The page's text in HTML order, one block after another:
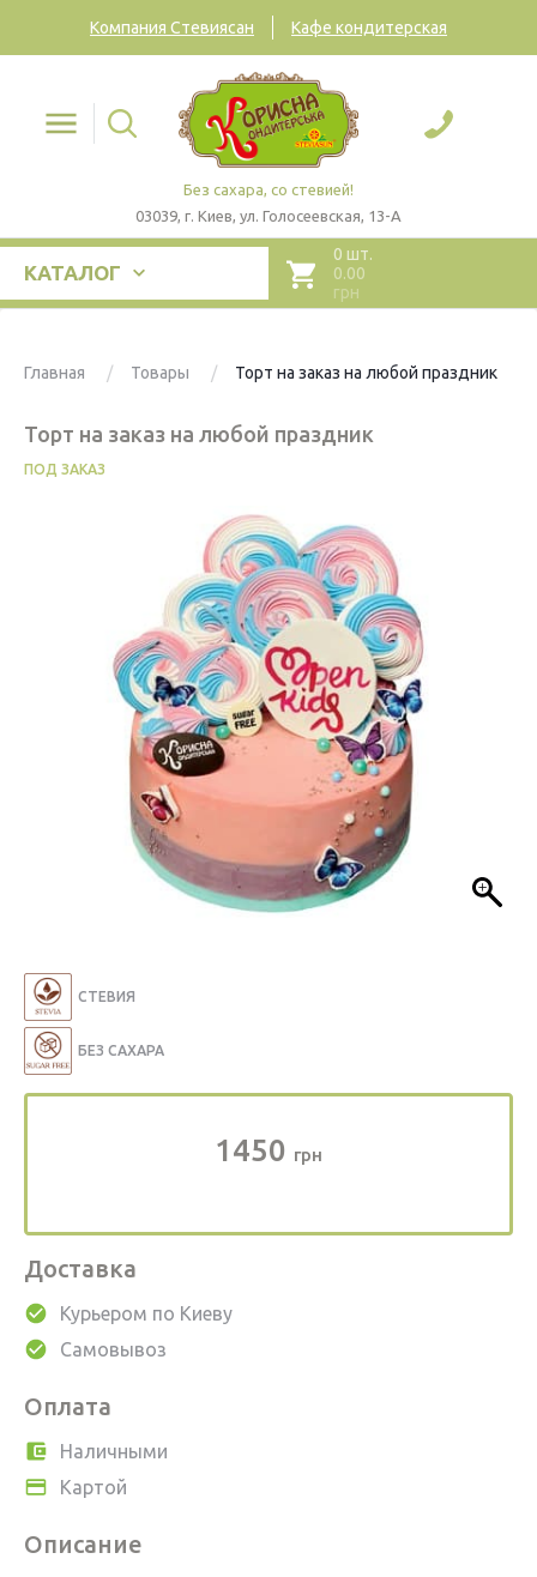
Компания Стевиясан Кафе кондитерская
Без сахара, со стевией!
03039, г. Киев, ул. Голосеевская, 13-А
КАТАЛОГ
0 шт.
0.00
грн
Главная Товары Торт на заказ на любой праздник
Торт на заказ на любой праздник
ПОД ЗАКАЗ
1450 грн
СТЕВИЯ
БЕЗ САХАРА
Доставка
Курьером по Киеву
Самовывоз
Оплата
Наличными
Картой
Описание